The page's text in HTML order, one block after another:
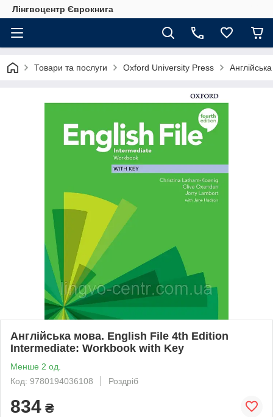
Лінгвоцентр Єврокнига
Товари та послуги Oxford University Press
Англійська мова. English File 4th Edition
Intermediate: Workbook with Key
Менше 2 од.
Код: 9780194036108
Роздріб
834 ₴